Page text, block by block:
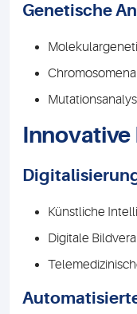
Genetische
Künstliche
Digitale